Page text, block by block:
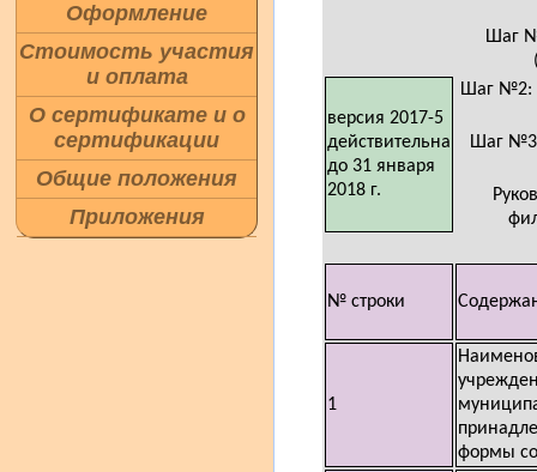
Оформление
Стоимость участия
и оплата
О сертификате и о
сертификации
Общие положения
Приложения
Шаг
версия 2017-5
действительна
до 31 января
2018 г.
Шаг №2:
Шаг
№ строки
1
формы